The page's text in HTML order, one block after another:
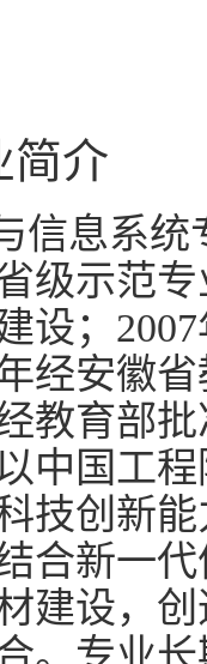
简介
信息系统
级示范
设； 2007
经安徽
教育部批
中国工
技创新
合新一
建设，
。专业